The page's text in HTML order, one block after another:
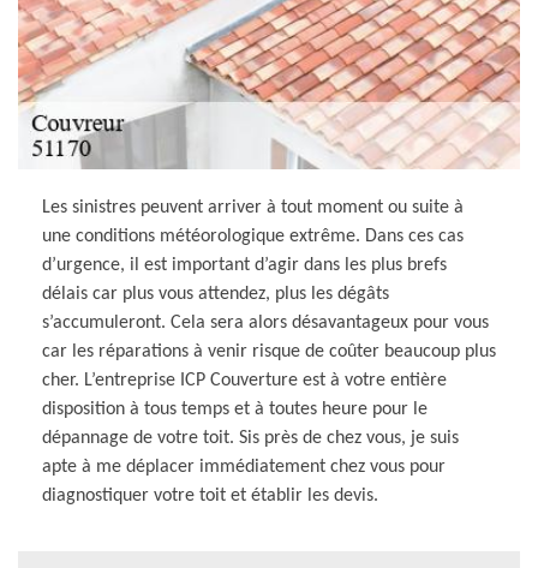
Les sinistres peuvent arriver à tout moment ou suite à
une conditions météorologique extrême. Dans ces cas
d’urgence, il est important d’agir dans les plus brefs
délais car plus vous attendez, plus les dégâts
s’accumuleront. Cela sera alors désavantageux pour vous
car les réparations à venir risque de coûter beaucoup plus
cher. L’entreprise ICP Couverture est à votre entière
disposition à tous temps et à toutes heure pour le
dépannage de votre toit. Sis près de chez vous, je suis
apte à me déplacer immédiatement chez vous pour
diagnostiquer votre toit et établir les devis.